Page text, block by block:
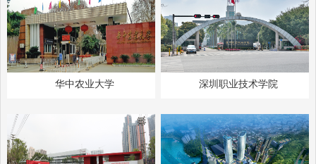
华中农业大学 深圳职业技术学院